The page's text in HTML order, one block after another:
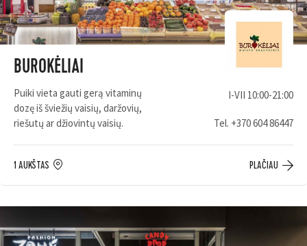
BUROKĖLIAI
Puiki vieta gauti gerą vitaminų
dozę iš šviežių vaisių, daržovių,
riešutų ar džiovintų vaisių.
I-VII 10:00-21:00
Tel. +370 604 86447
1 AUKŠTAS PLAČIAU